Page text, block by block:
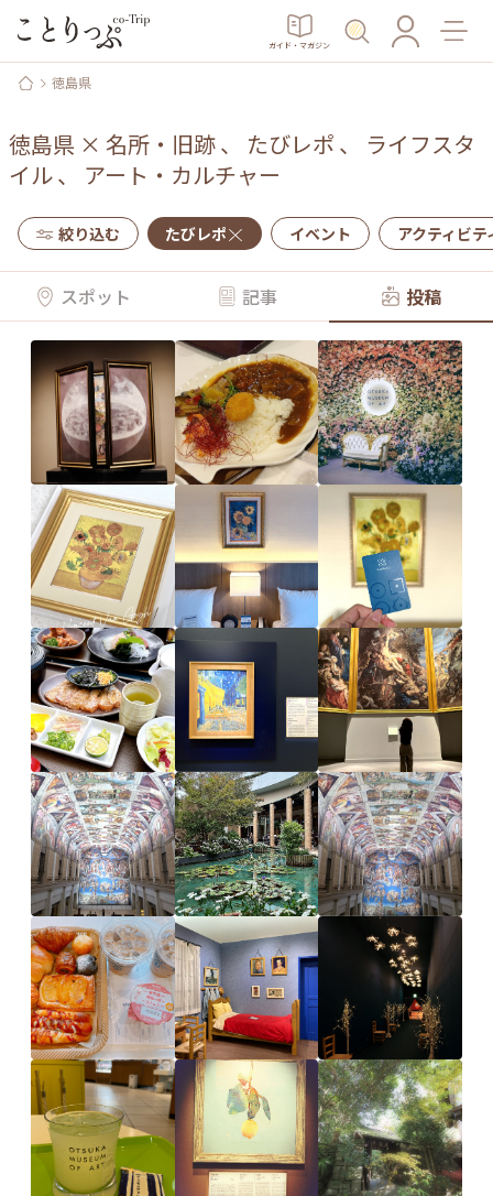
ガイド・マガジン
徳島県
徳島県 × 名所・旧跡、 たびレポ 、 ライフスタ
イル、 アート・カルチャー
絞り込む たびレポ イベント アクティビテ
スポット 記事 投稿